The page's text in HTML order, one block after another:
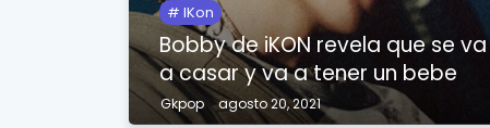
IKon
Bobby de iKON revela que se va
a casar y va a tener un bebe
Gkpop agosto 20, 2021